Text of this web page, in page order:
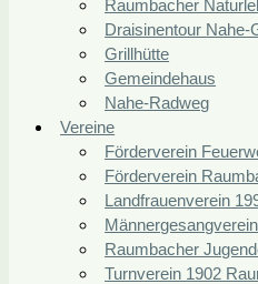
Raumbacher
Draisinentour Nahe-
Grillhütte
Gemeindehaus
Nahe-Radweg
Vereine
Förderverein
Förderverein
Landfrauenverein
Raumbacher
Turnverein 1902